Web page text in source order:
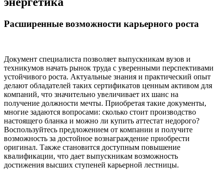
Расширенные возможности карьерного роста
Документ специалиста позволяет выпускникам вузов и
техникумов начать рынок труда с уверенными перспективами
устойчивого роста. Актуальные знания и практический опыт
делают обладателей таких сертификатов ценным активом для
компаний, что значительно увеличивает их шанс на
получение должности мечты. Приобретая такие документы,
многие задаются вопросами: сколько стоит производство
настоящего бланка и можно ли купить аттестат недорого?
Воспользуйтесь предложением от компании и получите
возможность за достойное вознаграждение приобрести
оригинал. Также становится доступным повышение
квалификации, что дает выпускникам возможность
достижения высших ступеней карьерной лестницы.